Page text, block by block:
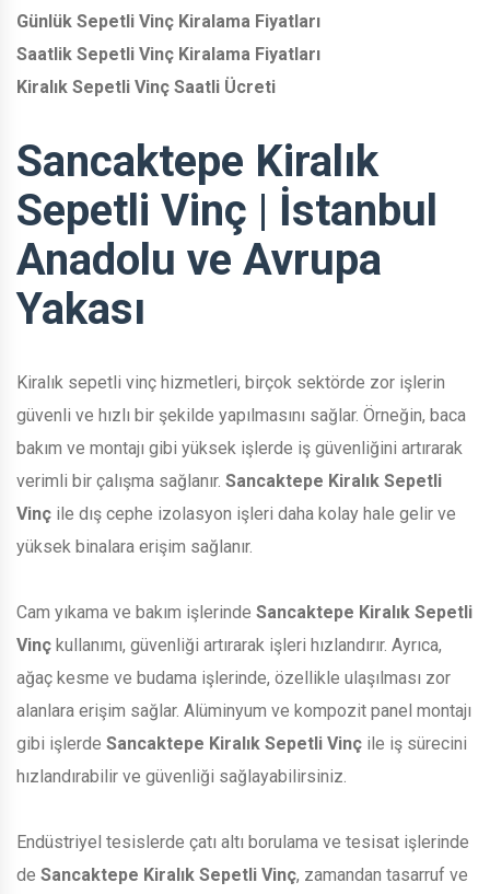
Günlük Sepetli Vinç Kiralama Fiyatları
Saatlik Sepetli Vinç Kiralama Fiyatları
Kiralık Sepetli Vinç Saatli Ücreti
Sancaktepe Kiralık
Sepetli Vinç | İstanbul
Anadolu ve Avrupa
Yakası
Kiralık sepetli vinç hizmetleri, birçok sektörde zor işlerin
güvenli ve hızlı bir şekilde yapılmasını sağlar. Örneğin, baca
bakım ve montajı gibi yüksek işlerde iş güvenliğini artırarak
verimli bir çalışma sağlanır. Sancaktepe Kiralık Sepetli
Vinç ile dış cephe izolasyon işleri daha kolay hale gelir ve
yüksek binalara erişim sağlanır.
Cam yıkama ve bakım işlerinde Sancaktepe Kiralık Sepetli
Vinç kullanımı, güvenliği artırarak işleri hızlandırır. Ayrıca,
ağaç kesme ve budama işlerinde, özellikle ulaşılması zor
alanlara erişim sağlar. Alüminyum ve kompozit panel montajı
gibi işlerde Sancaktepe Kiralık Sepetli Vinç ile iş sürecini
hızlandırabilir ve güvenliği sağlayabilirsiniz.
Endüstriyel tesislerde çatı altı borulama ve tesisat işlerinde
de Sancaktepe Kiralık Sepetli Vinç, zamandan tasarruf ve